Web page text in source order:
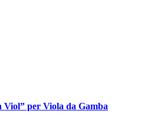
Viol” per Viola da Gamba